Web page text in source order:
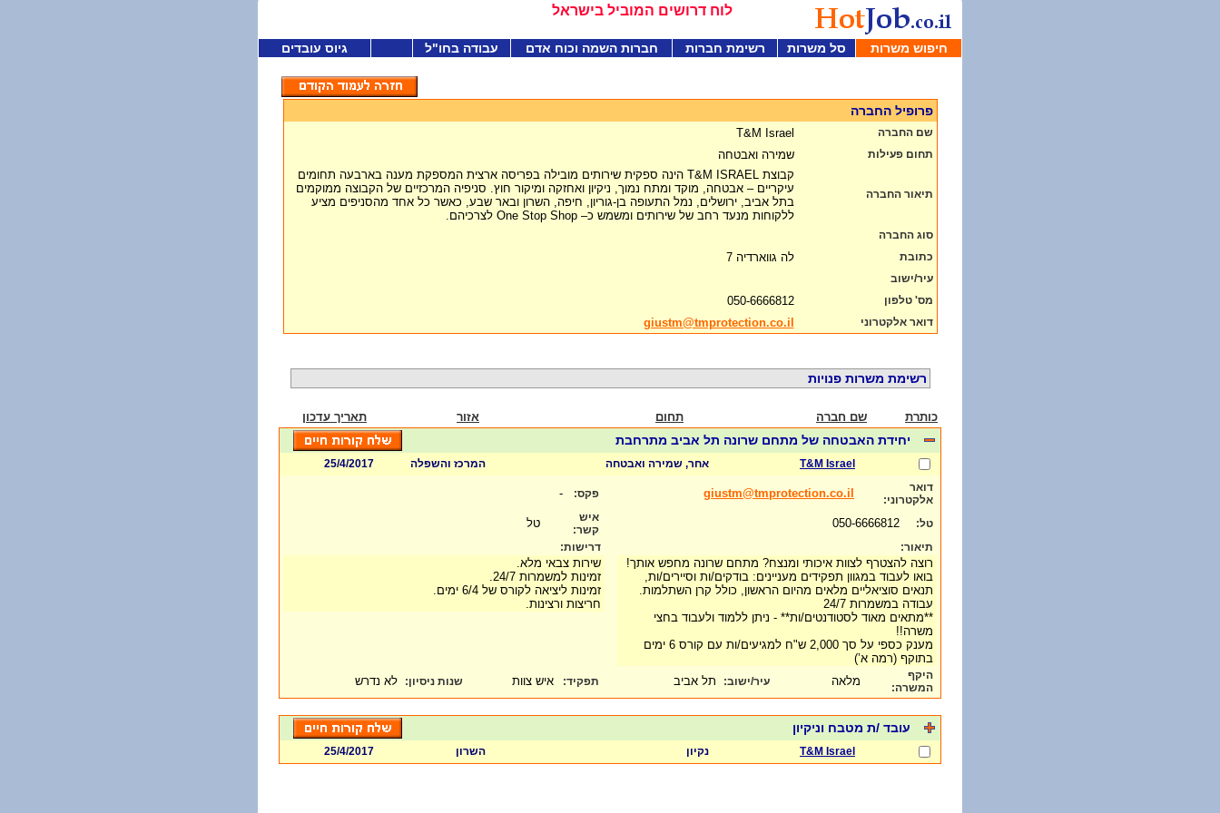
לוח דרושים המוביל בישראל
חיפוש משרות סל משרות רשימת חברות חברות השמה וכוח אדם עבודה בחו"ל גיוס עובדים
פרופיל החברה
שם החברה T&M Israel
תחום פעילות שמירה ואבטחה
תיאור החברה
קבוצת T&M ISRAEL הינה ספקית שירותים מובילה בפריסה ארצית המספקת מענה בארבעה תחומים
עיקריים – אבטחה, מוקד ומתח נמוך, ניקיון ואחזקה ומיקור חוץ. סניפיה המרכזיים של הקבוצה ממוקמים
בתל אביב, ירושלים, נמל התעופה בן-גוריון, חיפה, השרון ובאר שבע, כאשר כל אחד מהסניפים מציע
ללקוחות מנעד רחב של שירותים ומשמש כ– One Stop Shop לצרכיהם.
סוג החברה
כתובת
לה גווארדיה 7
עיר/ישוב
מס' טלפון
050-6666812
דואר אלקטרוני giustm@tmprotection.co.il
רשימת משרות פנויות
כותרת שם חברה תחום אזור תאריך עדכון
יחידת האבטחה של מתחם שרונה תל אביב מתרחבת
T&M Israel אחר, שמירה ואבטחה המרכז והשפלה
25/4/2017
דואר
אלקטרוני:
giustm@tmprotection.co.il פקס: -
טל:
איש
קשר:
טל
תיאור:
רוצה להצטרף לצוות איכותי ומנצח? מתחם שרונה מחפש אותך!
בואו לעבוד במגוון תפקידים מעניינים: בודקים/ות וסיירים/ות,
תנאים סוציאליים מלאים מהיום הראשון, כולל קרן השתלמות.
עבודה במשמרות 24/7
**מתאים מאוד לסטודנטים/ות** - ניתן ללמוד ולעבוד בחצי
משרה!!
מענק כספי על סך 2,000 ש"ח למגיעים/ות עם קורס 6 ימים
בתוקף (רמה א’)
דרישות:
שירות צבאי מלא.
זמינות למשמרות 24/7.
זמינות ליציאה לקורס של 6/4 ימים.
חריצות ורצינות.
היקף
המשרה:
מלאה עיר/ישוב: תל אביב תפקיד: איש צוות שנות ניסיון: לא נדרש
עובד /ת מטבח וניקיון
T&M Israel נקיון השרון 25/4/2017